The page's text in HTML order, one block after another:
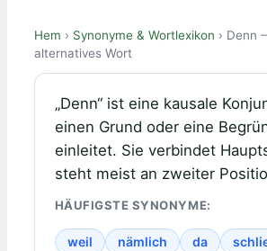
Hem › Synonyme & Wortlexikon › Denn
alternatives Wort
„Denn“ ist eine kausale
einen Grund oder eine
einleitet. Sie verbindet
steht meist an zweiter
HÄUFIGSTE SYNONYME:
weil nämlich da